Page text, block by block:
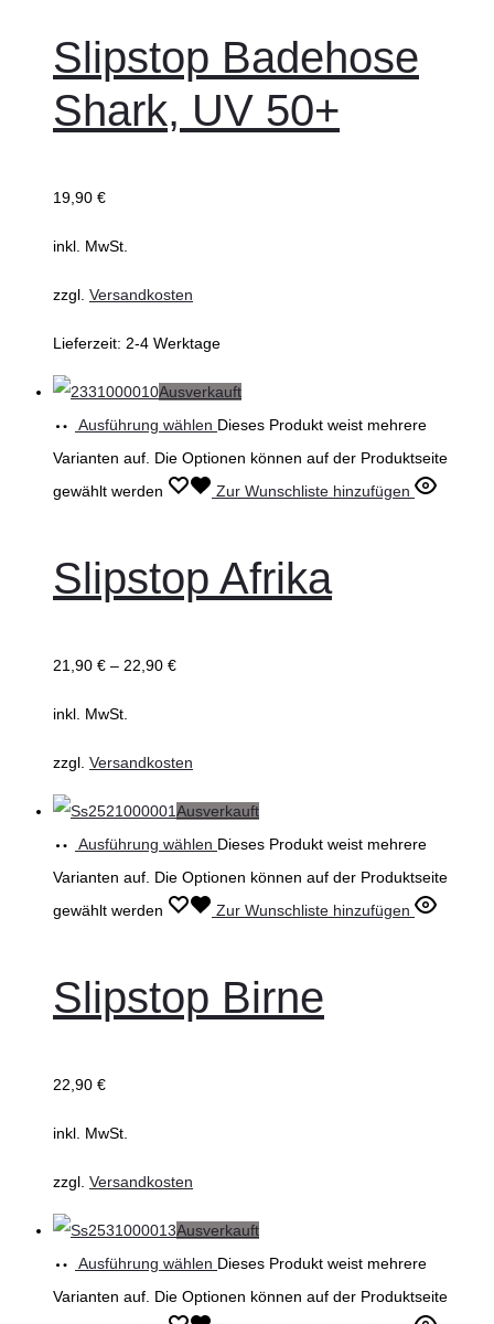
Slipstop Badehose
Shark, UV 50+
19,90 €
inkl. MwSt.
zzgl. Versandkosten
Lieferzeit: 2-4 Werktage
Ausverkauft
Ausführung wählen Dieses Produkt weist mehrere
Varianten auf. Die Optionen können auf der Produktseite
gewählt werden
Zur Wunschliste hinzufügen
Slipstop Afrika
21,90 € – 22,90 €
inkl. MwSt.
zzgl. Versandkosten
Ausverkauft
Ausführung wählen Dieses Produkt weist mehrere
Varianten auf. Die Optionen können auf der Produktseite
gewählt werden
Zur Wunschliste hinzufügen
Slipstop Birne
22,90 €
inkl. MwSt.
zzgl. Versandkosten
Ausverkauft
Ausführung wählen Dieses Produkt weist mehrere
Varianten auf. Die Optionen können auf der Produktseite